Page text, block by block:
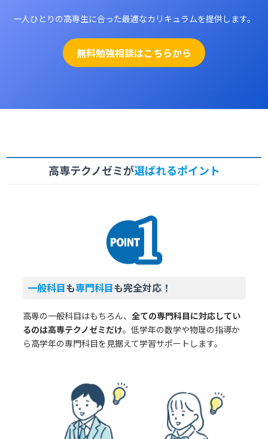
一人ひとりの高専生に合った最適なカリキュラムを提供します。
無料勉強相談はこちらから
高専テクノゼミが選ばれるポイント
一般科目も専門科目も完全対応！
高専の一般科目はもちろん、 全ての専門科目に対応してい
るのは高専テクノゼミだけ。低学年の数学や物理の指導か
ら高学年の専門科目を見据えて学習サポートします。